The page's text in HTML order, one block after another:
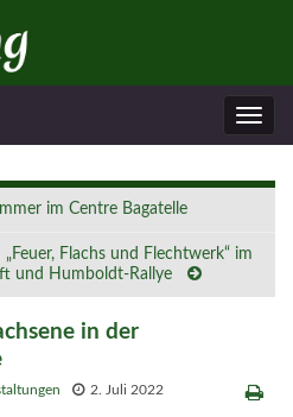
im Centre Bagatelle
Flachs und Flechtwerk“ im
und Humboldt-Rallye
in der
2. Juli 2022